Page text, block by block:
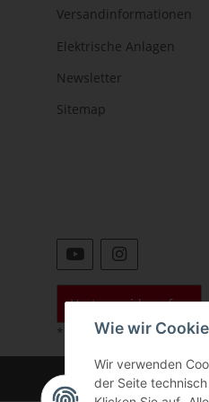
Versandinformationen
Elektrische Anlagen
Newsletter
Sitemap
Vertrag widerrufen
* Alle Preise inkl.
Wie wir
Wir verwenden
der Seite